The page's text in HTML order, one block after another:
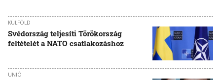
KÜLFÖLD
Svédország teljesíti Törökország
feltételét a NATO csatlakozáshoz
UNIÓ